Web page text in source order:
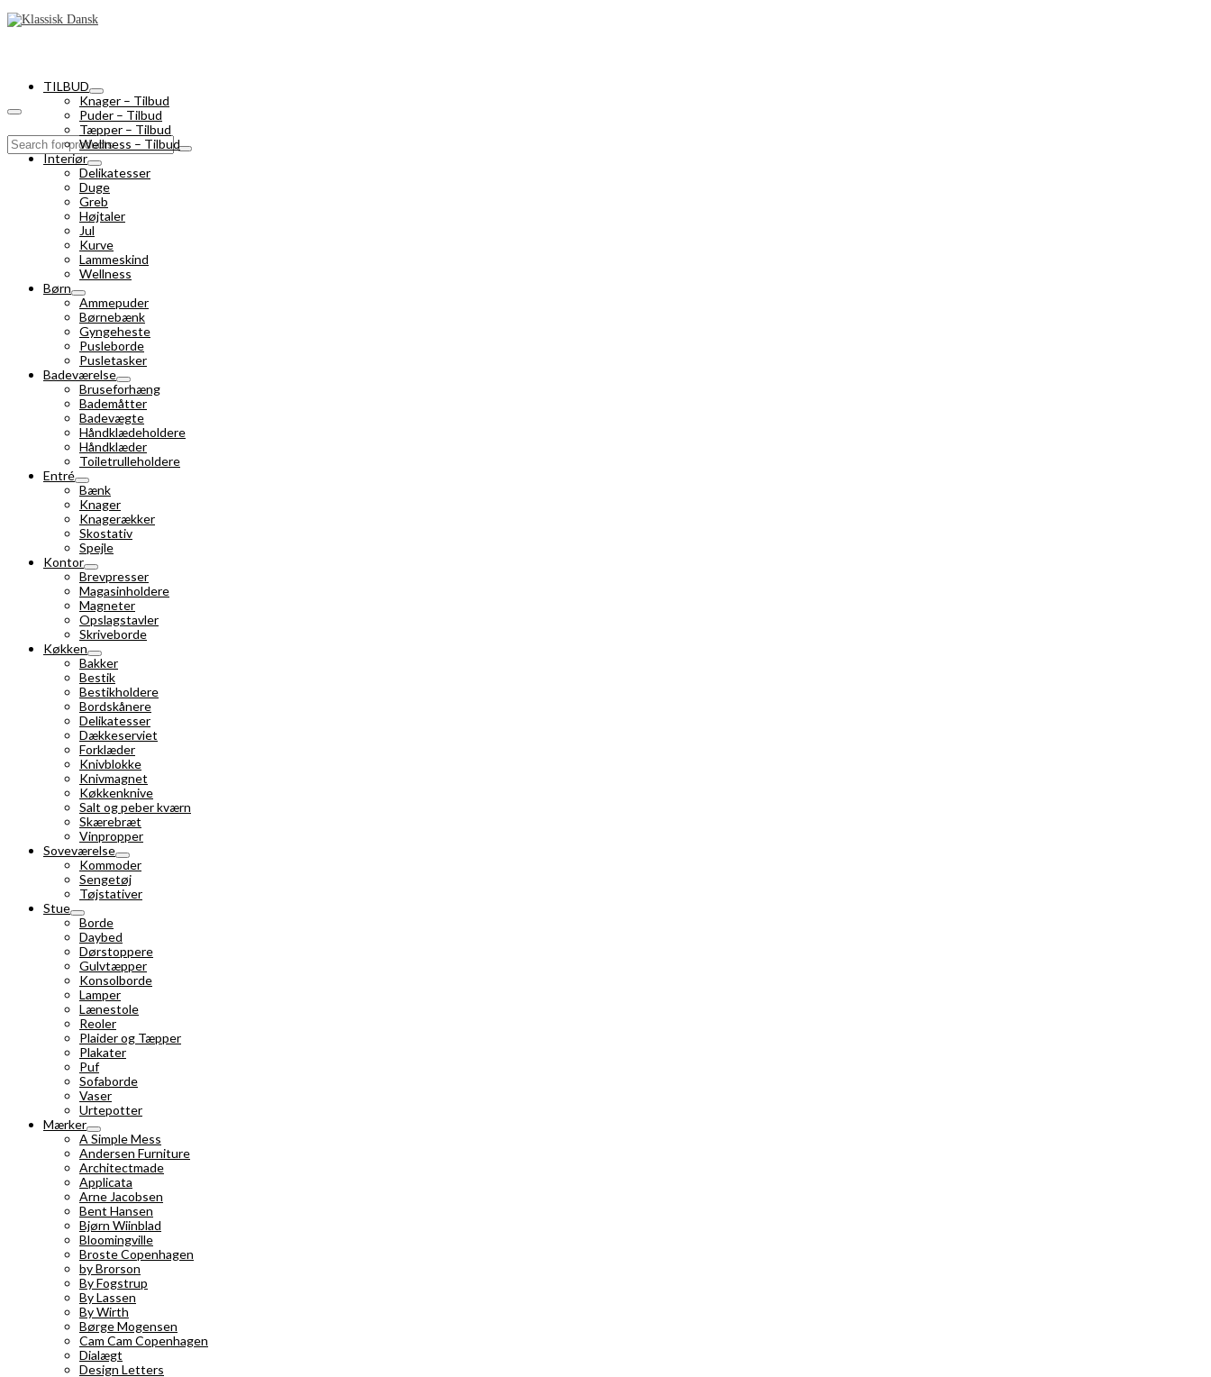
Search
for:
TILBUD
Knager – Tilbud
Puder – Tilbud
Tæpper – Tilbud
Wellness – Tilbud
Interiør
Delikatesser
Duge
Greb
Højtaler
Jul
Kurve
Lammeskind
Wellness
Børn
Ammepuder
Børnebænk
Gyngeheste
Pusleborde
Pusletasker
Badeværelse
Bruseforhæng
Bademåtter
Badevægte
Håndklædeholdere
Håndklæder
Toiletrulleholdere
Entré
Bænk
Knager
Knagerækker
Skostativ
Spejle
Kontor
Brevpresser
Magasinholdere
Magneter
Opslagstavler
Skriveborde
Køkken
Bakker
Bestik
Bestikholdere
Bordskånere
Delikatesser
Dækkeserviet
Forklæder
Knivblokke
Knivmagnet
Køkkenknive
Salt og peber kværn
Skærebræt
Vinpropper
Soveværelse
Kommoder
Sengetøj
Tøjstativer
Stue
Borde
Daybed
Dørstoppere
Gulvtæpper
Konsolborde
Lamper
Lænestole
Reoler
Plaider og Tæpper
Plakater
Puf
Sofaborde
Vaser
Urtepotter
Mærker
A Simple Mess
Andersen Furniture
Architectmade
Applicata
Arne Jacobsen
Bent Hansen
Bjørn Wiinblad
Bloomingville
Broste Copenhagen
by Brorson
By Fogstrup
By Lassen
By Wirth
Børge Mogensen
Cam Cam Copenhagen
Dialægt
Design Letters